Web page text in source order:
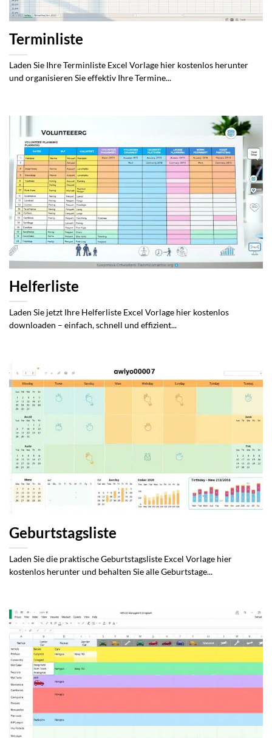
Terminliste
Laden Sie Ihre Terminliste Excel Vorlage hier kostenlos herunter
und organisieren Sie effektiv Ihre Termine...
Helferliste
Laden Sie jetzt Ihre Helferliste Excel Vorlage hier kostenlos
downloaden – einfach, schnell und effizient...
Geburtstagsliste
Laden Sie die praktische Geburtstagsliste Excel Vorlage hier
kostenlos herunter und behalten Sie alle Geburtstage...